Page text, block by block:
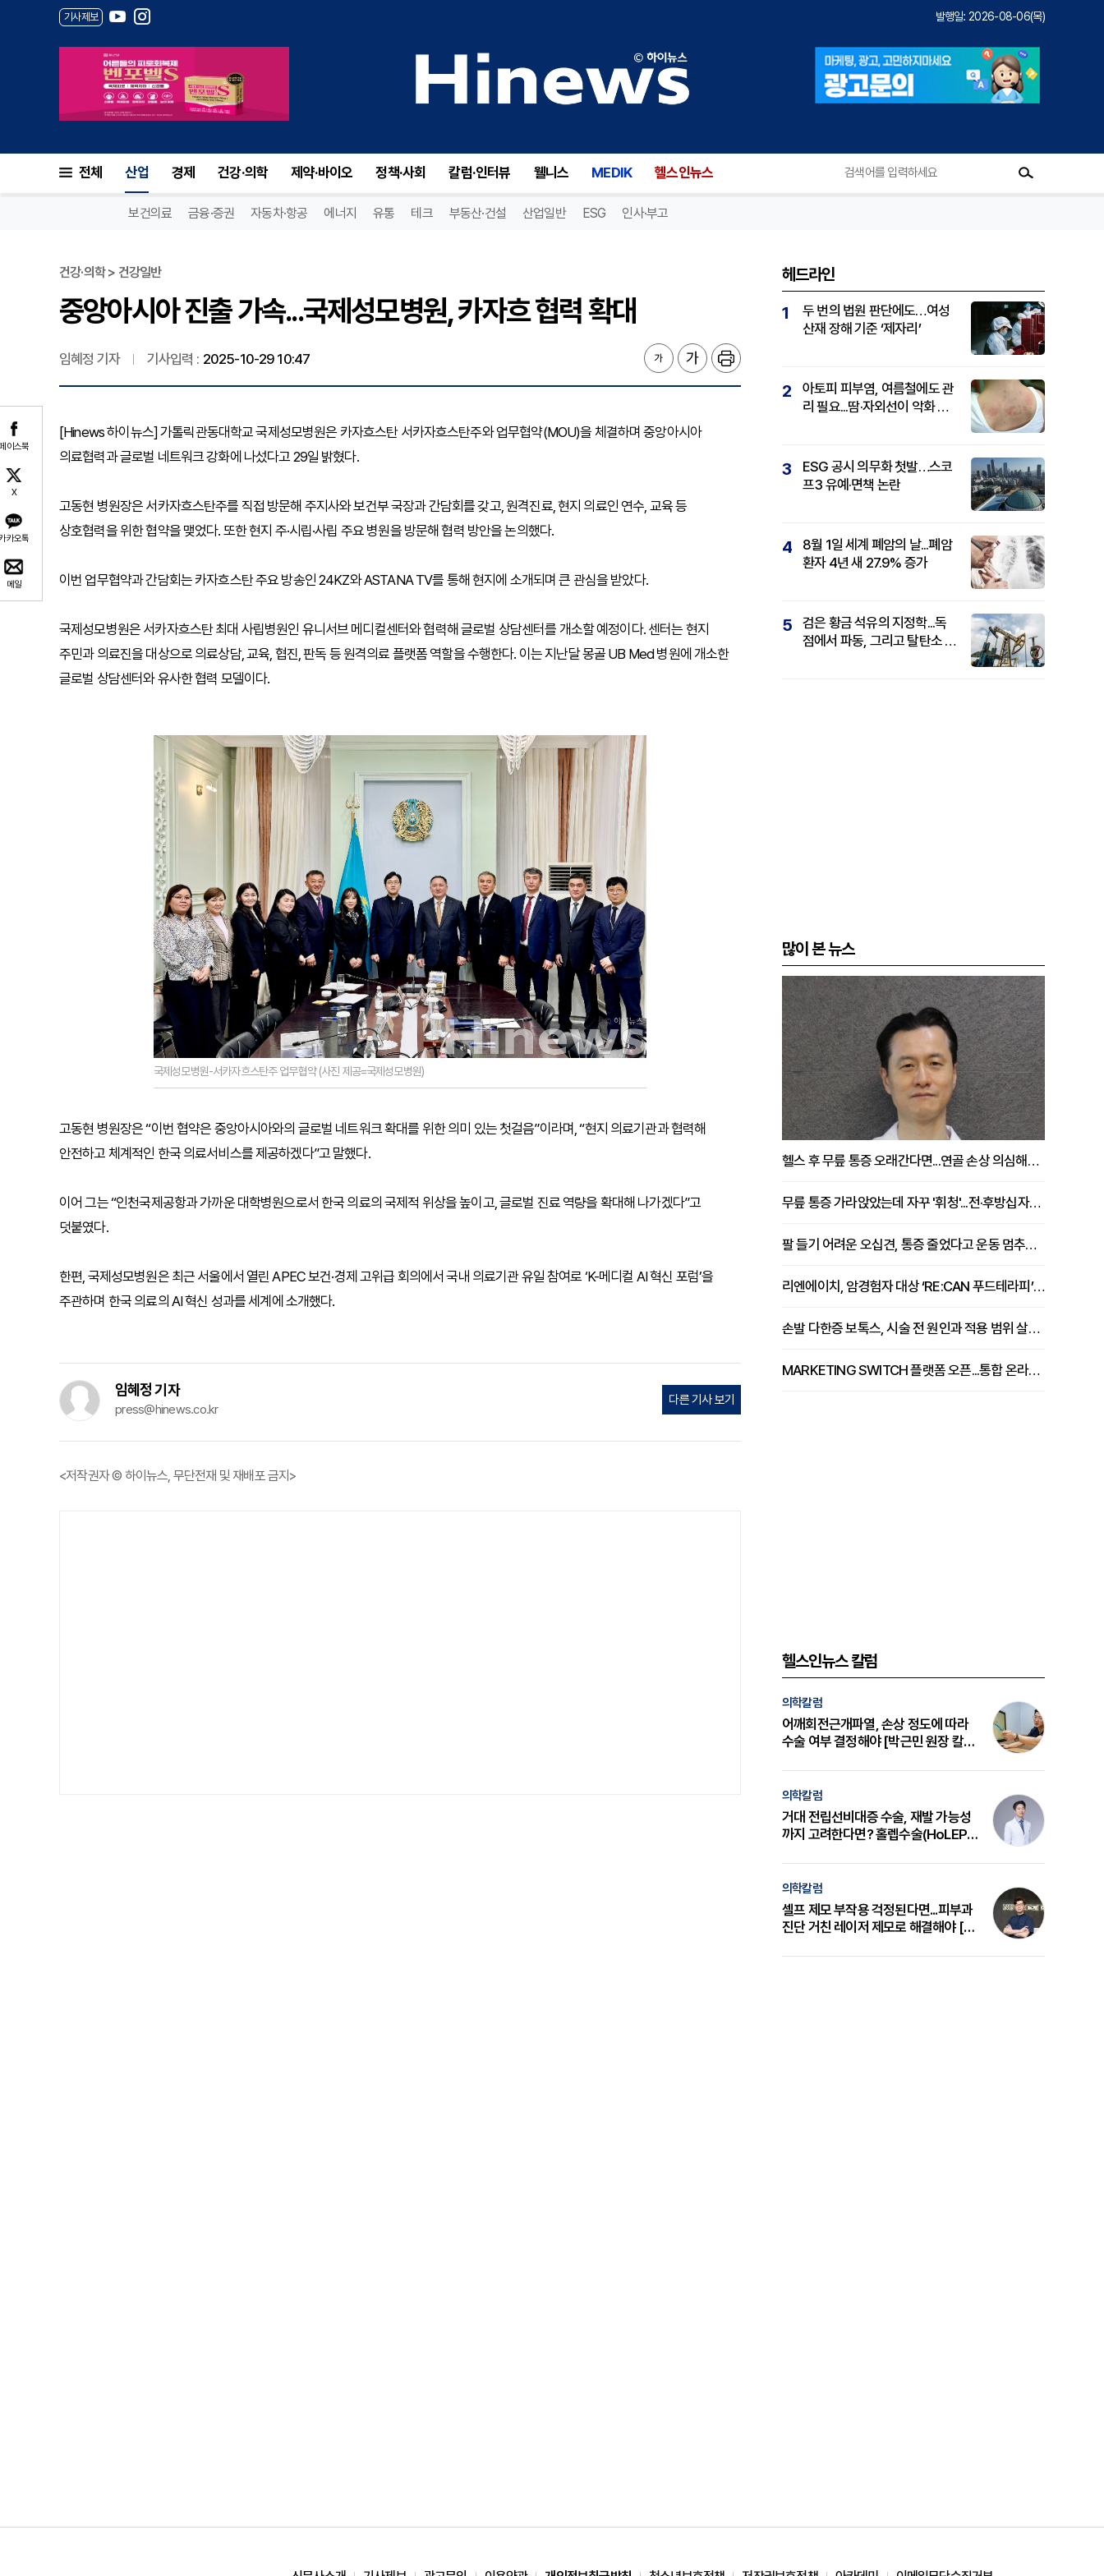
기사제보 발행일: 2026-08-06(목)
전체 산업 경제 건강·의학 제약·바이오 정책·사회 칼럼·인터뷰 웰니스 MEDIK 헬스인뉴스
보건의료 금융·증권 자동차·항공 에너지 유통 테크 부동산·건설 산업일반 ESG 인사·부고
이스북
X
카오톡
메일
건강·의학 > 건강일반
중앙아시아 진출 가속...국제성모병원, 카자흐 협력 확대
임혜정 기자 기사입력 : 2025-10-29 10:47
[Hinews 하이뉴스] 가톨릭관동대학교 국제성모병원은 카자흐스탄 서카자흐스탄주와 업무협약(MOU)을 체결하며 중앙아시아
의료협력과 글로벌 네트워크 강화에 나섰다고 29일 밝혔다.
고동현 병원장은 서카자흐스탄주를 직접 방문해 주지사와 보건부 국장과 간담회를 갖고, 원격진료, 현지 의료인 연수, 교육 등
상호협력을 위한 협약을 맺었다. 또한 현지 주·시립·사립 주요 병원을 방문해 협력 방안을 논의했다.
이번 업무협약과 간담회는 카자흐스탄 주요 방송인 24KZ와 ASTANA TV를 통해 현지에 소개되며 큰 관심을 받았다.
국제성모병원은 서카자흐스탄 최대 사립병원인 유니서브 메디컬센터와 협력해 글로벌 상담센터를 개소할 예정이다. 센터는 현지
주민과 의료진을 대상으로 의료상담, 교육, 협진, 판독 등 원격의료 플랫폼 역할을 수행한다. 이는 지난달 몽골 UB Med 병원에 개소한
글로벌 상담센터와 유사한 협력 모델이다.
국제성모병원-서카자흐스탄주 업무협약 (사진 제공=국제성모병원)
고동현 병원장은 “이번 협약은 중앙아시아와의 글로벌 네트워크 확대를 위한 의미 있는 첫걸음”이라며, “현지 의료기관과 협력해
안전하고 체계적인 한국 의료서비스를 제공하겠다”고 말했다.
이어 그는 “인천국제공항과 가까운 대학병원으로서 한국 의료의 국제적 위상을 높이고, 글로벌 진료 역량을 확대해 나가겠다”고
덧붙였다.
한편, 국제성모병원은 최근 서울에서 열린 APEC 보건·경제 고위급 회의에서 국내 의료기관 유일 참여로 ‘K-메디컬 AI 혁신 포럼’을
주관하며 한국 의료의 AI 혁신 성과를 세계에 소개했다.
임혜정 기자
press@hinews.co.kr
다른 기사 보기
<저작권자 © 하이뉴스, 무단전재 및 재배포 금지>
헤드라인
1
두 번의 법원 판단에도…여성
산재 장해 기준 ‘제자리’
2
아토피 피부염, 여름철에도 관
리 필요...땀·자외선이 악화 요
3
ESG 공시 의무화 첫발…스코
프3 유예·면책 논란
4
8월 1일 세계 폐암의 날...폐암
환자 4년 새 27.9% 증가
5
검은 황금 석유의 지정학...독
점에서 파동, 그리고 탈탄소 패
많이 본 뉴스
헬스 후 무릎 통증 오래간다면...연골 손상 의심해야 [김상범 원장 칼럼]
무릎 통증 가라앉았는데 자꾸 '휘청'...전·후방십자인대 파열 확인해야 [곽우경 원장 칼럼]
팔 들기 어려운 오십견, 통증 줄었다고 운동 멈추면 안 되는 이유 [이병욱 원장 칼럼]
리엔에이치, 암경험자 대상 ‘RE:CAN 푸드테라피’ 운영
손발 다한증 보톡스, 시술 전 원인과 적용 범위 살펴야 [강윤일 원장 칼럼]
MARKETING SWITCH 플랫폼 오픈...통합 온라인 마케팅 서비스 확대
헬스인뉴스 칼럼
의학칼럼
어깨회전근개파열, 손상 정도에 따라
수술 여부 결정해야 [박근민 원장 칼
의학칼럼
거대 전립선비대증 수술, 재발 가능성
까지 고려한다면? 홀렙수술(HoLEP)
의학칼럼
셀프 제모 부작용 걱정된다면...피부과
진단 거친 레이저 제모로 해결해야 [변